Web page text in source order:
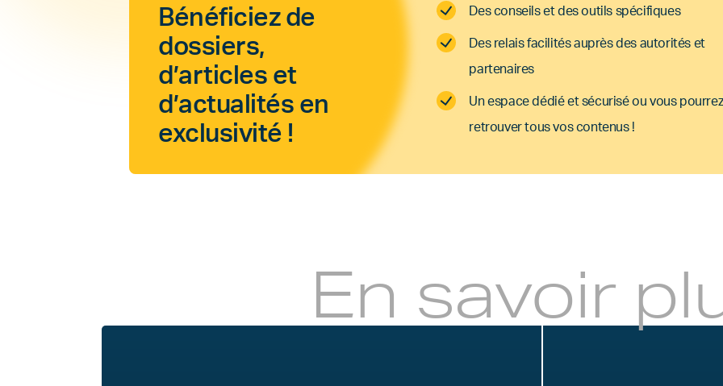
Bénéficiez de
dossiers,
d’articles et
d’actualités en
exclusivité !
Des conseils et des outils spécifiques
Des relais facilités auprès des autorités et
partenaires
Un espace dédié et sécurisé ou vous pourrez
retrouver tous vos contenus !
En savoir